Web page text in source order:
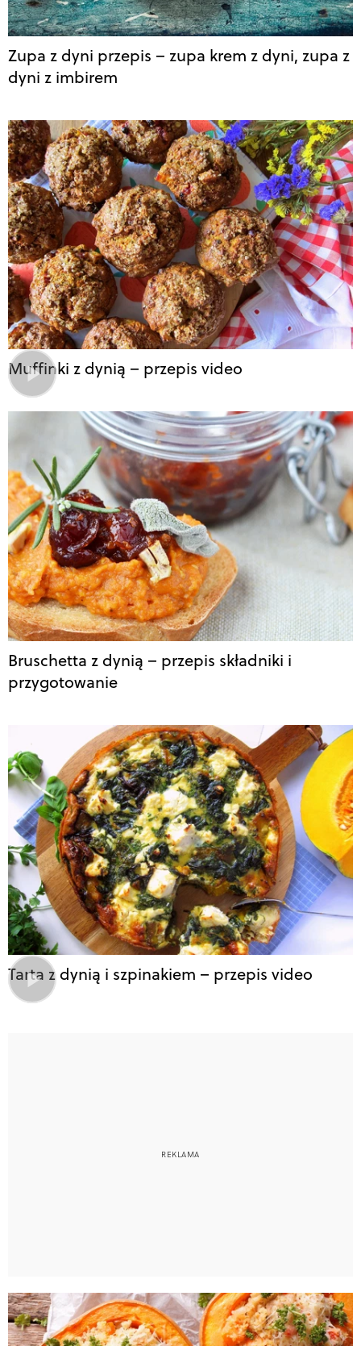
Zupa z dyni przepis – zupa krem z dyni, zupa z
dyni z imbirem
Muffinki z dynią – przepis video
Bruschetta z dynią – przepis składniki i
przygotowanie
Tarta z dynią i szpinakiem – przepis video